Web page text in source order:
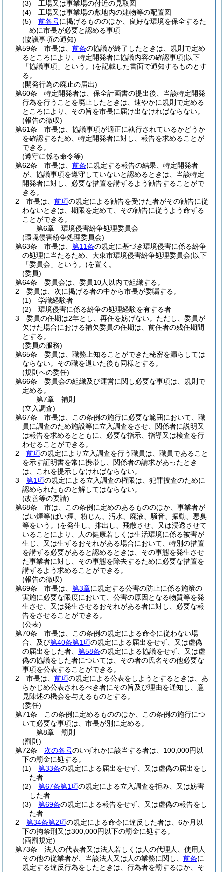
(3)
工場又は事業場の付近の見取図
(4)
工場又は事業場の敷地内の建物等の配置図
(5)
前各号に掲げるもののほか、良好な環境を保全するた
めに市長が必要と認める事項
(協議事項の通知)
第59条
市長は、 前条の協議が終了したときは、規則で定め
るところにより、特定開発者に協議内容の確認事項(以下
「協議事項」という。)を記載した書面で通知するものとす
る。
(開発行為の廃止の届出)
第60条
特定開発者は、保全計画書の提出後、当該特定開発
行為を行うことを廃止したときは、速やかに規則で定める
ところにより、その旨を市長に届け出なければならない。
(報告の徴収)
第61条
市長は、協議事項が適正に執行されているかどうか
を確認するため、特定開発者に対し、報告を求めることが
できる。
(遵守に係る命令等)
第62条
市長は、 前条に規定する報告の結果、特定開発者
が、協議事項を遵守していないと認めるときは、当該特定
開発者に対し、必要な措置を講ずるよう勧告することがで
きる。
2
市長は、 前項の規定による勧告を受けた者がその勧告に従
わないときは、期限を定めて、その勧告に従うよう命ずる
ことができる。
第6章
環境侵害紛争処理委員会
(環境侵害紛争処理委員会)
第63条
市長は、 第11条の規定に基づき環境侵害に係る紛争
の処理に当たるため、大東市環境侵害紛争処理委員会(以下
「委員会」という。)を置く。
(委員)
第64条
委員会は、委員10人以内で組織する。
2
委員は、次に掲げる者の中から市長が委嘱する。
(1)
学識経験者
(2)
環境侵害に係る紛争の処理経験を有する者
3
委員の任期は2年とし、再任を妨げない。 ただし、委員が
欠けた場合における補欠委員の任期は、前任者の残任期間
とする。
(委員の服務)
第65条
委員は、職務上知ることができた秘密を漏らしては
ならない。 その職を退いた後も同様とする。
(規則への委任)
第66条
委員会の組織及び運営に関し必要な事項は、規則で
定める。
第7章
補則
(立入調査)
第67条
市長は、この条例の施行に必要な範囲において、職
員に調査のため施設等に立入調査をさせ、関係者に説明又
は報告を求めるとともに、必要な指示、指導又は検査を行
わせることができる。
2
前項の規定により立入調査を行う職員は、職員であること
を示す証明書を常に携帯し、関係者の請求があったとき
は、これを提示しなければならない。
3
第1項の規定による立入調査の権限は、犯罪捜査のために
認められたものと解してはならない。
(改善等の要請)
第68条
市は、この条例に定めのあるもののほか、事業者が
ばい煙等(ばい煙、粉じん、汚水、廃液、騒音、振動、悪臭
等をいう。)を発生し、排出し、飛散させ、又は浸透させて
いることにより、人の健康若しくは生活環境に係る被害が
生じ、又は生ずるおそれがある場合において、特別の措置
を講ずる必要があると認めるときは、その事態を発生させ
た事業者に対し、その事態を除去するために必要な措置を
講ずるよう求めることができる。
(報告の徴収)
第69条
市長は、 第3章に規定する公害の防止に係る施策の
実施に必要な限度において、公害の原因となる物質等を発
生させ、又は発生させるおそれがある者に対し、必要な報
告をさせることができる。
(公表)
第70条
市長は、この条例の規定による命令に従わない場
合、及び第40条第1項の規定による届出をせず、又は虚偽
の届出をした者、 第58条の規定による協議をせず、又は虚
偽の協議をした者については、その者の氏名その他必要な
事項を公表することができる。
2
市長は、 前項の規定による公表をしようとするときは、あ
らかじめ公表されるべき者にその旨及び理由を通知し、意
見陳述の機会を与えるものとする。
(委任)
第71条
この条例に定めるもののほか、この条例の施行につ
いて必要な事項は、市長が別に定める。
第8章
罰則
(罰則)
第72条
次の各号のいずれかに該当する者は、100,000円以
下の罰金に処する。
(1)
第33条の規定による届出をせず、又は虚偽の届出をし
た者
(2)
第67条第1項の規定による立入調査を拒み、又は妨害
した者
(3)
第69条の規定による報告をせず、又は虚偽の報告をし
た者
2
第34条第2項の規定による命令に違反した者は、6か月以
下の拘禁刑又は300,000円以下の罰金に処する。
(両罰規定)
第73条
法人の代表者又は法人若しくは人の代理人、使用人
その他の従業者が、当該法人又は人の業務に関し、 前条に
規定する違反行為をしたときは、行為者を罰するほか、そ